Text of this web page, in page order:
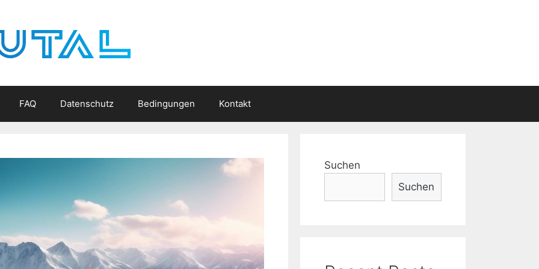
FAQ Datenschutz Bedingungen Kontakt
Suchen
Suchen